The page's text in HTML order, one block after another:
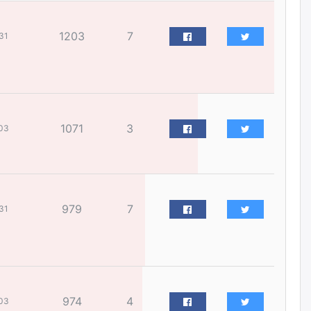
шалгуулж, торны цаана
суулгана гэх мэтээр дарамталдаг
Д.Амарбаясгалан:
улсаас авдаг хараат байдлаа
зогсоож, Арабын орнуудаас
нийлүүлэх ажлыг сэргээх
Худалдагч Н.Амарзаяа:
Дэлгүүрийн 32 хуудастай
АИ-92 шатахууны нийлүүлэлт
тасралтгүй үргэлжилж байна
1203 7
1071 3
979 7
974 4